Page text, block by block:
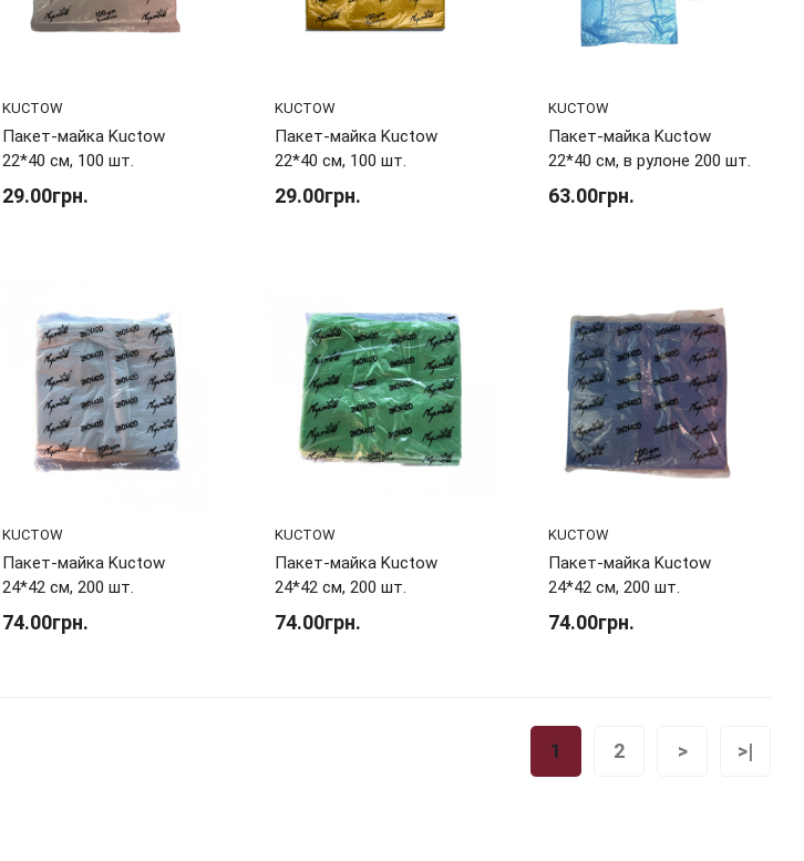
KUCTOW
Пакет-майка Kuctow
22*40 см, 100 шт.
29.00грн.
KUCTOW
Пакет-майка Kuctow
22*40 см, 100 шт.
29.00грн.
KUCTOW
Пакет-майка Kuctow
22*40 см, в рулоне 200 шт.
63.00грн.
KUCTOW
Пакет-майка Kuctow
24*42 см, 200 шт.
74.00грн.
KUCTOW
Пакет-майка Kuctow
24*42 см, 200 шт.
74.00грн.
KUCTOW
Пакет-майка Kuctow
24*42 см, 200 шт.
74.00грн.
1 2 > >|